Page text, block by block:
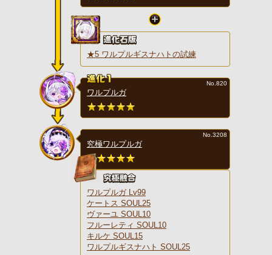
★5 ワルプルギスナハトの試練
ワルプルガ
No.820
究極ワルプルガ
No.3208
ワルプルガ Lv99
ケートス SOUL25
ヴァーユ SOUL10
フルーレティ SOUL10
キルケ SOUL15
ワルプルギスナハト SOUL25